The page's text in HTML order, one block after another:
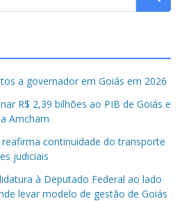
a governador em Goiás em 2026
R$ 2,39 bilhões ao PIB de Goiás e
Amcham
continuidade do transporte
judiciais
à Deputado Federal ao lado
levar modelo de gestão de Goiás